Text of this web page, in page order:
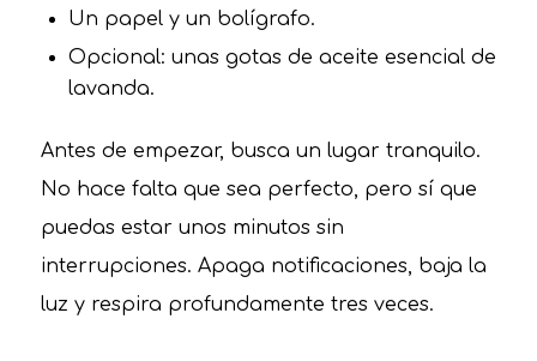
Un papel y un bolígrafo.
Opcional: unas gotas de aceite esencial de
lavanda.
Antes de empezar, busca un lugar tranquilo.
No hace falta que sea perfecto, pero sí que
puedas estar unos minutos sin
interrupciones. Apaga notificaciones, baja la
luz y respira profundamente tres veces.